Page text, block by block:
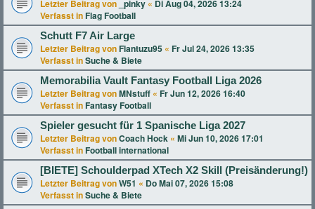
Letzter Beitrag von _pinky « Di Aug 04, 2026 13:24
Verfasst in Flag Football
Schutt F7 Air Large
Letzter Beitrag von Flantuzu95 « Fr Jul 24, 2026 13:35
Verfasst inSuche & Biete
Memorabilia Vault Fantasy Football Liga 2026
Letzter Beitrag vonMNstuff « Fr Jun 12, 2026 16:40
Verfasst in Fantasy Football
Spieler gesucht für 1 Spanische Liga 2027
Letzter Beitrag vonCoach Hock « Mi Jun 10, 2026 17:01
Verfasst in Football international
[BIETE] Schoulderpad XTech X2 Skill (Preisänderung!)
Letzter Beitrag vonW51 « Do Mai 07, 2026 15:08
Verfasst inSuche & Biete